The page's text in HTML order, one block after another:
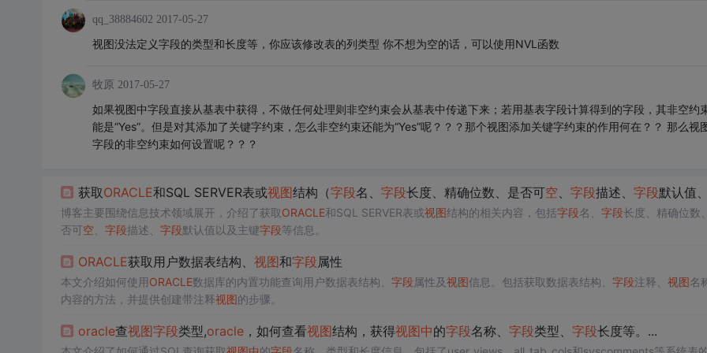
qq_38884602 2017-05-27
视图没法定义字段的类型和长度等，你应该修改表的列类型 你不想为空的话，可以使用NVL函数
牧原 2017-05-27
如果视图中字段直接从基表中获得，不做任何处理则非空约束会从基表中传递下来；若用基表字段计算得到的字段，其非空约
能是“Yes”。但是对其添加了关键字约束，怎么非空约束还能为“Yes”呢？？？那个视图添加关键字约束的作用何在？？ 那么视
字段的非空约束如何设置呢？？？
获取ORACLE和SQL SERVER表或视图结构（字段名、 字段长度、精确位数、是否可空 字段描述、 字段默认值、主键
博客主要围绕信息技术领域展开，介绍了获取ORACLE和SQL SERVER表或视图结构的相关内容，包括字段名、 字段长度、精确位数
否可空 字段描述、 字段默认值以及主键字段等信息。
ORACLE获取用户数据表结构、 视图和字段属性
本文介绍如何使用ORACLE数据库的内置功能查询用户数据表结构、 字段属性及视图信息。包括获取数据表结构、 字段注释、 视图名
内容的方法，并提供创建带注释视图的步骤。
oracle查视图字段类型,oracle，如何查看视图结构，获得视图中的字段名称、 字段类型、 字段长度等。...